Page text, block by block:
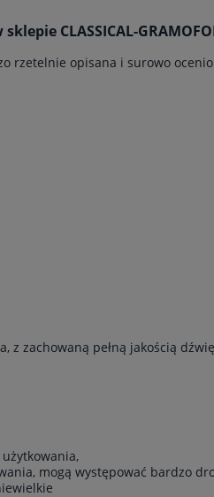
CLASSICAL-
rzetelnie opisana i surowo
z zachowaną pełną jakością
mogą występować bardzo